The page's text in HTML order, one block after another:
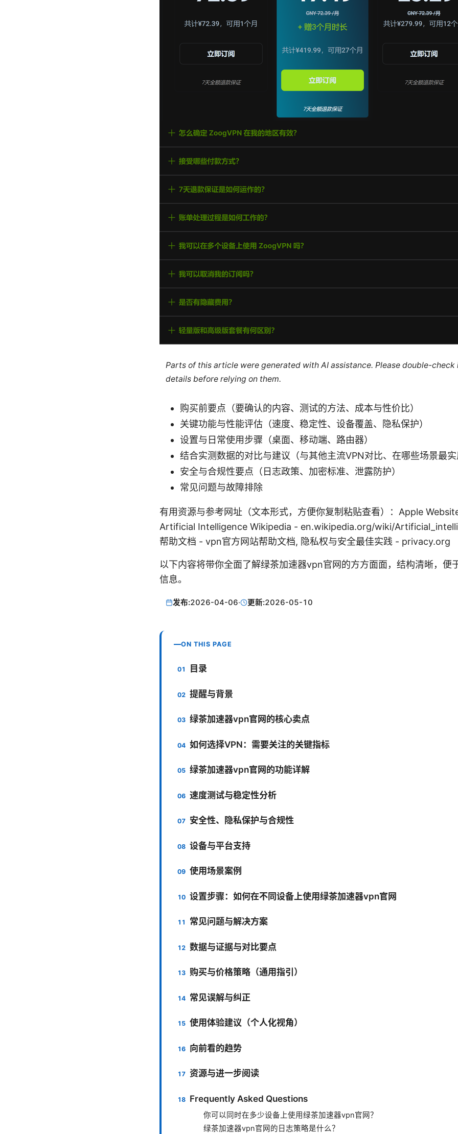
Parts of this article were generated with AI assistance. Please double-
details before relying on them.
购买前要点（要确认的内容、测试的方法、成本与性价比）
关键功能与性能评估（速度、稳定性、设备覆盖、隐私保护）
设置与日常使用步骤（桌面、移动端、路由器）
结合实测数据的对比与建议（与其他主流VPN对比、在哪些场景最实
安全与合规性要点（日志政策、加密标准、泄露防护）
常见问题与故障排除
有用资源与参考网址（文本形式，方便你复制粘贴查看）：Apple
Artificial Intelligence Wikipedia - en.wikipedia.org/wiki/
帮助文档 - vpn官方网站帮助文档, 隐私权与安全最佳实践 - privacy.org
以下内容将带你全面了解绿茶加速器vpn官网的方方面面，结构清晰，便
信息。
发布:2026-04-06· 更新:2026-05-10
ON THIS PAGE
目录
提醒与背景
绿茶加速器vpn官网的核心卖点
如何选择VPN：需要关注的关键指标
绿茶加速器vpn官网的功能详解
速度测试与稳定性分析
安全性、隐私保护与合规性
设备与平台支持
使用场景案例
设置步骤：如何在不同设备上使用绿茶加速器vpn官网
常见问题与解决方案
数据与证据与对比要点
购买与价格策略（通用指引）
常见误解与纠正
使用体验建议（个人化视角）
向前看的趋势
资源与进一步阅读
Frequently Asked Questions
你可以同时在多少设备上使用绿茶加速器vpn官网？
绿茶加速器vpn官网的日志策略是什么？